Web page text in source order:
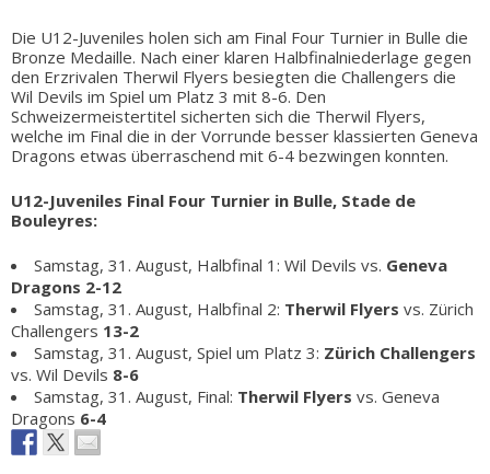
Die U12-Juveniles holen sich am Final Four Turnier in Bulle die
Bronze Medaille. Nach einer klaren Halbfinalniederlage gegen
den Erzrivalen Therwil Flyers besiegten die Challengers die
Wil Devils im Spiel um Platz 3 mit 8-6. Den
Schweizermeistertitel sicherten sich die Therwil Flyers,
welche im Final die in der Vorrunde besser klassierten Geneva
Dragons etwas überraschend mit 6-4 bezwingen konnten.
U12-Juveniles Final Four Turnier in Bulle, Stade de
Bouleyres:
Samstag, 31. August, Halbfinal 1: Wil Devils vs. Geneva
Dragons 2-12
Samstag, 31. August, Halbfinal 2: Therwil Flyers vs. Zürich
Challengers 13-2
Samstag, 31. August, Spiel um Platz 3: Zürich Challengers
vs. Wil Devils 8-6
Samstag, 31. August, Final: Therwil Flyers vs. Geneva
Dragons 6-4